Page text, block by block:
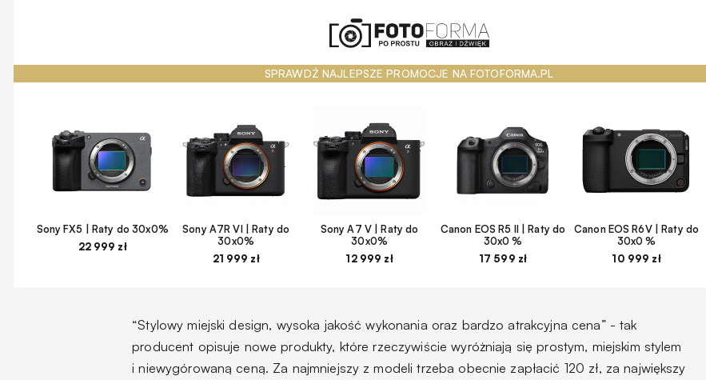
SPRAWDŹ NAJLEPSZE PROMOCJE NA FOTOFORMA.PL
Sony FX5 | Raty do 30x0%
22 999 zł
Sony A7R VI | Raty do
30x0%
21 999 zł
Sony A7 V | Raty do
30x0%
12 999 zł
Canon EOS R5 II | Raty do
30x0 %
17 599 zł
Canon EOS R6V | Raty do
30x0 %
10 999 zł
“Stylowy miejski design, wysoka jakość wykonania oraz bardzo atrakcyjna cena” - tak
producent opisuje nowe produkty, które rzeczywiście wyróżniają się prostym, miejskim stylem
i niewygórowaną ceną. Za najmniejszy z modeli trzeba obecnie zapłacić 120 zł, za największy